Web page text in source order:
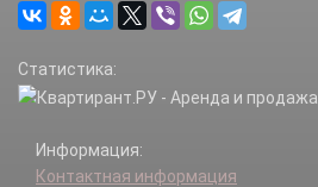
Статистика:
Информация:
Контактная информация